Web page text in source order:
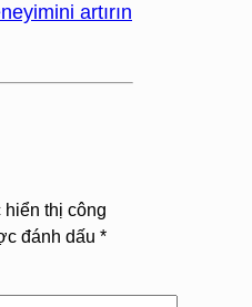
artırın
thị công
đánh dấu *